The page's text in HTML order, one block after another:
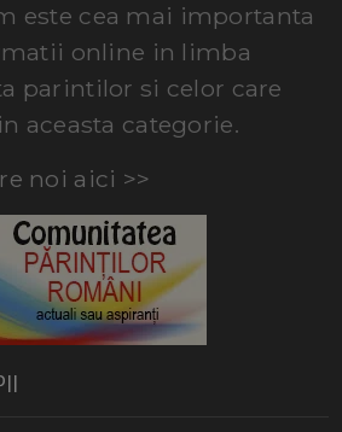
este cea mai importanta
online in limba
parintilor si celor care
aceasta categorie.
noi aici >>